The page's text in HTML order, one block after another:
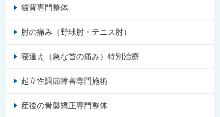
猫背専門整体
肘の痛み（野球肘・テニス肘）
寝違え（急な首の痛み）特別治療
起立性調節障害専門施術
産後の骨盤矯正専門整体